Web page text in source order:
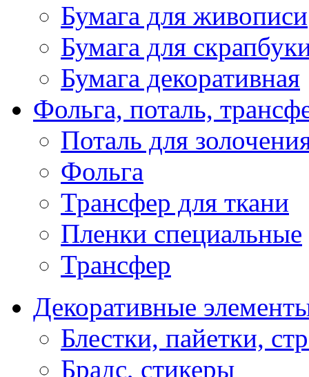
Бумага для живописи
Бумага для
Бумага декоративная
Фольга, поталь,
Поталь для
Фольга
Трансфер для ткани
Пленки специальные
Трансфер
Декоративные
Блестки, пайетки,
Брадс, стикеры